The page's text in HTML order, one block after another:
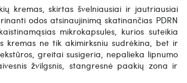
kremas, skirtas švelniausiai ir jautriausiai
odos atsinaujinimą skatinančias PDRN
mikrokapsules, kurios suteikia
kremas ne tik akimirksniu sudrėkina, bet ir
greitai susigeria, nepalieka lipnumo
žvilgsnis, stangresnė paakių zona ir